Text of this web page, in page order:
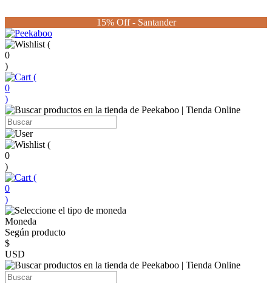
15% Off - Santander
(
0
)
(
0
)
(
0
)
(
0
)
Moneda
Según producto
$
USD